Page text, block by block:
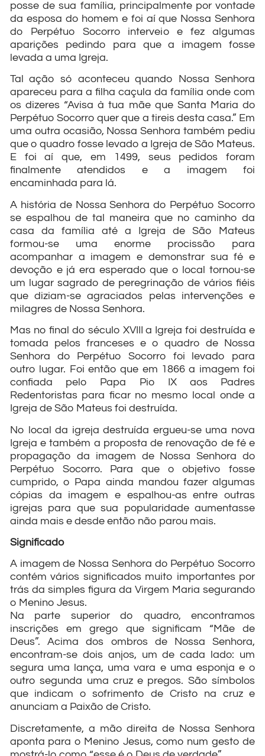
posse de sua família, principalmente por vontade
da esposa do homem e foi aí que Nossa Senhora
do Perpétuo Socorro interveio e fez algumas
aparições pedindo para que a imagem fosse
levada a uma Igreja.
Tal ação só aconteceu quando Nossa Senhora
apareceu para a filha caçula da família onde com
os dizeres “Avisa à tua mãe que Santa Maria do
Perpétuo Socorro quer que a tireis desta casa.” Em
uma outra ocasião, Nossa Senhora também pediu
que o quadro fosse levado a Igreja de São Mateus.
E foi aí que, em 1499, seus pedidos foram
finalmente atendidos e a imagem foi
encaminhada para lá.
A história de Nossa Senhora do Perpétuo Socorro
se espalhou de tal maneira que no caminho da
casa da família até a Igreja de São Mateus
formou-se uma enorme procissão para
acompanhar a imagem e demonstrar sua fé e
devoção e já era esperado que o local tornou-se
um lugar sagrado de peregrinação de vários fiéis
que diziam-se agraciados pelas intervenções e
milagres de Nossa Senhora.
Mas no final do século XVIII a Igreja foi destruída e
tomada pelos franceses e o quadro de Nossa
Senhora do Perpétuo Socorro foi levado para
outro lugar. Foi então que em 1866 a imagem foi
confiada pelo Papa Pio IX aos Padres
Redentoristas para ficar no mesmo local onde a
Igreja de São Mateus foi destruída.
No local da igreja destruída ergueu-se uma nova
Igreja e também a proposta de renovação de fé e
propagação da imagem de Nossa Senhora do
Perpétuo Socorro. Para que o objetivo fosse
cumprido, o Papa ainda mandou fazer algumas
cópias da imagem e espalhou-as entre outras
igrejas para que sua popularidade aumentasse
ainda mais e desde então não parou mais.
Significado
A imagem de Nossa Senhora do Perpétuo Socorro
contém vários significados muito importantes por
trás da simples figura da Virgem Maria segurando
o Menino Jesus.
Na parte superior do quadro, encontramos
inscrições em grego que significam “Mãe de
Deus”. Acima dos ombros de Nossa Senhora,
encontram-se dois anjos, um de cada lado: um
segura uma lança, uma vara e uma esponja e o
outro segunda uma cruz e pregos. São símbolos
que indicam o sofrimento de Cristo na cruz e
anunciam a Paixão de Cristo.
Discretamente, a mão direita de Nossa Senhora
aponta para o Menino Jesus, como num gesto de